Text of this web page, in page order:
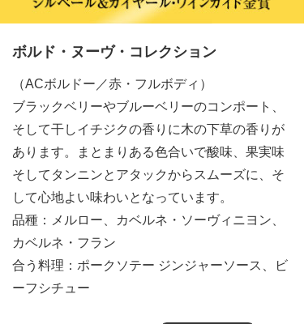
ボルド・ヌーヴ・コレクション
（ACボルドー／赤・フルボディ）
ブラックベリーやブルーベリーのコンポート、
そして干しイチジクの香りに木の下草の香りが
あります。まとまりある色合いで酸味、果実味
そしてタンニンとアタックからスムーズに、そ
して心地よい味わいとなっています。
品種：メルロー、カベルネ・ソーヴィニヨン、
カベルネ・フラン
合う料理：ポークソテー ジンジャーソース、ビ
ーフシチュー